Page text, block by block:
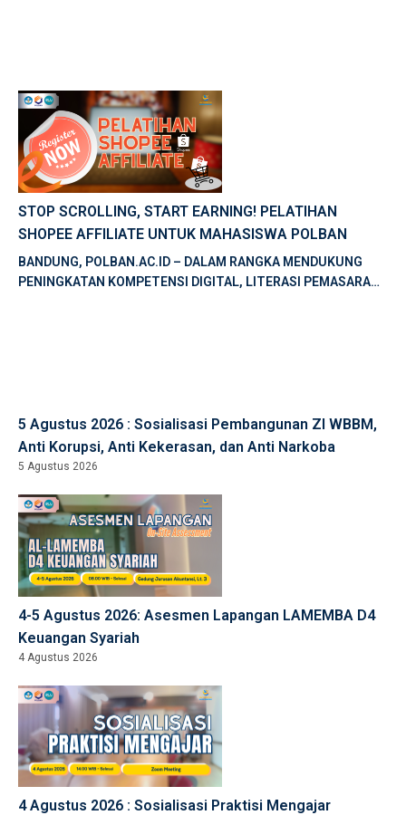
STOP SCROLLING, START EARNING! PELATIHAN
SHOPEE AFFILIATE UNTUK MAHASISWA POLBAN
BANDUNG, POLBAN.AC.ID – DALAM RANGKA MENDUKUNG
PENINGKATAN KOMPETENSI DIGITAL, LITERASI PEMASARAN
5 Agustus 2026 : Sosialisasi Pembangunan ZI WBBM,
Anti Korupsi, Anti Kekerasan, dan Anti Narkoba
5 Agustus 2026
4-5 Agustus 2026: Asesmen Lapangan LAMEMBA D4
Keuangan Syariah
4 Agustus 2026
4 Agustus 2026 : Sosialisasi Praktisi Mengajar